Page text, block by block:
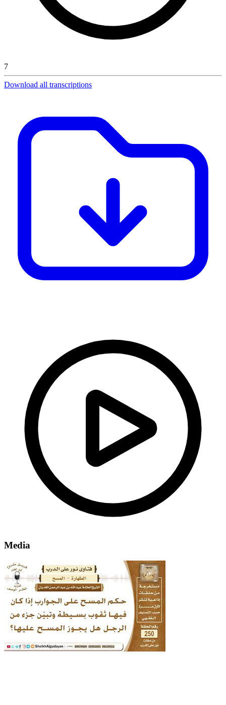
7
Download all transcriptions
Media